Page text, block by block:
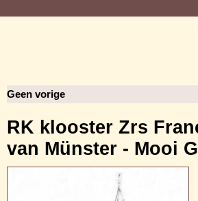
Geen vorige
RK klooster Zrs
van Münster - Mooi